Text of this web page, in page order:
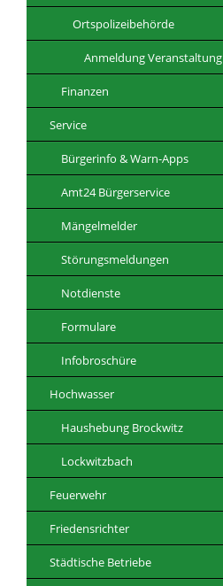
Ortspolizeibehörde
Anmeldung Veranstaltung
Finanzen
Service
Bürgerinfo & Warn-Apps
Amt24 Bürgerservice
Mängelmelder
Störungsmeldungen
Notdienste
Formulare
Infobroschüre
Hochwasser
Haushebung Brockwitz
Lockwitzbach
Feuerwehr
Friedensrichter
Städtische Betriebe